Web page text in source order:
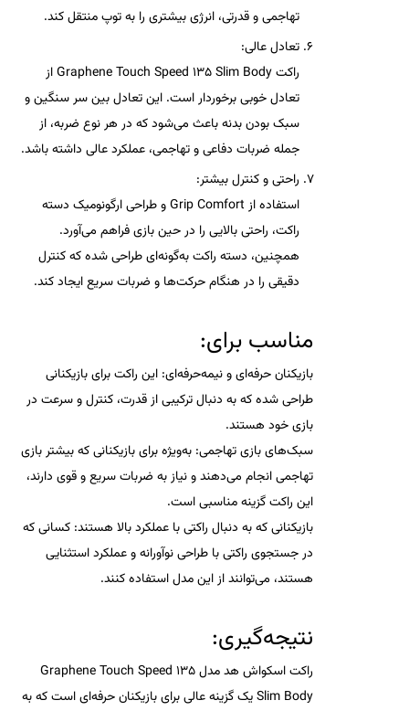
تهاجمی و قدرتی، انرژی بیشتری را به توپ منتقل کند.
تعادل عالی:
راکتGraphene Touch Speed 135 Slim Bodyاز
تعادل خوبی برخوردار است. این تعادل بین سر سنگین و
سبک بودن بدنه باعث می‌شود که در هر نوع ضربه، از
جمله ضربات دفاعی و تهاجمی، عملکرد عالی داشته باشد.
راحتی و کنترل بیشتر:
استفاده ازGrip Comfortو طراحی ارگونومیک دسته
راکت، راحتی بالایی را در حین بازی فراهم می‌آورد.
همچنین، دسته راکت به‌گونه‌ای طراحی شده که کنترل
دقیقی را در هنگام حرکت‌ها و ضربات سریع ایجاد کند.
مناسب برای:
بازیکنان حرفه‌ای و نیمه‌حرفه‌ای: این راکت برای بازیکنانی
طراحی شده که به دنبال ترکیبی از قدرت، کنترل و سرعت در
بازی خود هستند.
سبک‌های بازی تهاجمی: به‌ویژه برای بازیکنانی که بیشتر بازی
تهاجمی انجام می‌دهند و نیاز به ضربات سریع و قوی دارند،
این راکت گزینه مناسبی است.
بازیکنانی که به دنبال راکتی با عملکرد بالا هستند: کسانی که
در جستجوی راکتی با طراحی نوآورانه و عملکرد استثنایی
هستند، می‌توانند از این مدل استفاده کنند.
نتیجه‌گیری:
راکت اسکواش هد مدل Graphene Touch Speed 135
Slim Bodyیک گزینه عالی برای بازیکنان حرفه‌ای است که به